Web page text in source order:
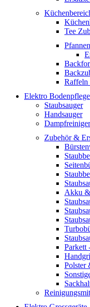
Tee
Raffeln
Elektro Bodenpflege
Staubsauger
Handsauger
Dampfreiniger
Zubehör &
Akku
Parkett
Polster